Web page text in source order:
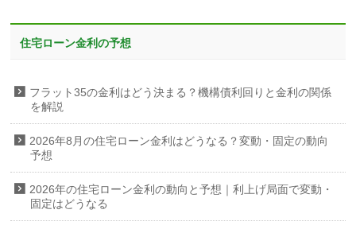
住宅ローン金利の予想
フラット35の金利はどう決まる？機構債利回りと金利の関係
を解説
2026年8月の住宅ローン金利はどうなる？変動・固定の動向
予想
2026年の住宅ローン金利の動向と予想｜利上げ局面で変動・
固定はどうなる